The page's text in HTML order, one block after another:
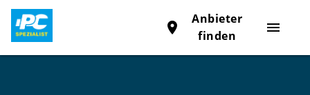
menu
place
Anbieter
finden